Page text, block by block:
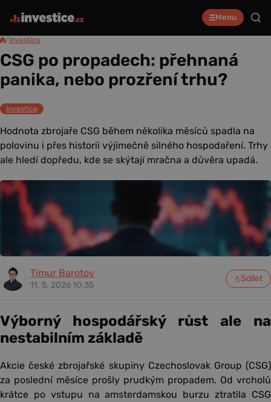
Menu
/Investice
CSG po propadech: přehnaná
panika, nebo prozření trhu?
Investice
Hodnota zbrojaře CSG během několika měsíců spadla na
polovinu i přes historii výjimečně silného hospodaření. Trhy
ale hledí dopředu, kde se skýtají mračna a důvěra upadá.
Timur Barotov
11. 5. 2026 10:35
Sdílet
Výborný hospodářský růst ale na
nestabilním základě
Akcie české zbrojařské skupiny Czechoslovak Group (CSG)
za poslední měsíce prošly prudkým propadem. Od vrcholů
krátce po vstupu na amsterdamskou burzu ztratila CSG